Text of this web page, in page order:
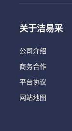
关于洁易采
公司介绍
商务合作
平台协议
网站地图